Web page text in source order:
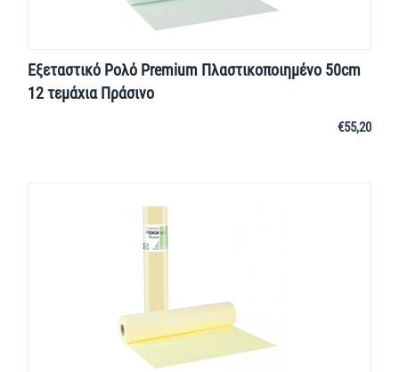
Εξεταστικό Ρολό Premium Πλαστικοποιημένο 50cm
12 τεμάχια Πράσινο
€55,20